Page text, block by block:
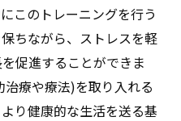
このトレーニングを行う
ちながら、ストレスを軽
促進することができま
療や療法)を取り入れる
り健康的な生活を送る基